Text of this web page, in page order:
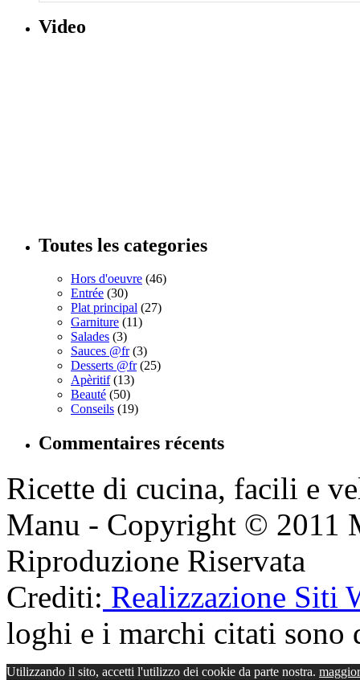
Video
Toutes les categories
Hors d'oeuvre (46)
Entrée (30)
Plat principal (27)
Garniture (11)
Salades (3)
Sauces @fr(3)
Desserts @fr(25)
Apèritif(13)
Beauté (50)
Conseils (19)
Commentaires récents
Ricette di cucina, facili e
Manu - Copyright © 2011
Riproduzione Riservata
Crediti: Realizzazione Siti
loghi e i marchi citati
Utilizzando il sito, accetti l'utilizzo dei cookie da parte nostra.